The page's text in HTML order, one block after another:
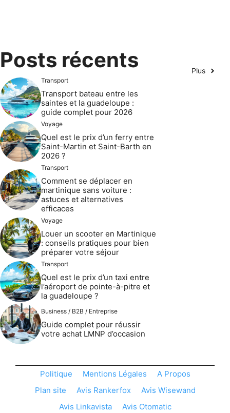
Posts récents Plus
Transport
Transport bateau entre les
saintes et la guadeloupe :
guide complet pour 2026
Voyage
Quel est le prix d’un ferry entre
Saint-Martin et Saint-Barth en
2026 ?
Transport
Comment se déplacer en
martinique sans voiture :
astuces et alternatives
efficaces
Voyage
Louer un scooter en Martinique
: conseils pratiques pour bien
préparer votre séjour
Transport
Quel est le prix d’un taxi entre
l’aéroport de pointe-à-pitre et
la guadeloupe ?
Business / B2B / Entreprise
Guide complet pour réussir
votre achat LMNP d’occasion
Politique Mentions Légales
A Propos
Plan site
Avis Rankerfox
Avis Wisewand
Avis Linkavista
Avis Otomatic